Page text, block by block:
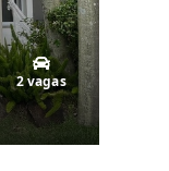
2 vagas